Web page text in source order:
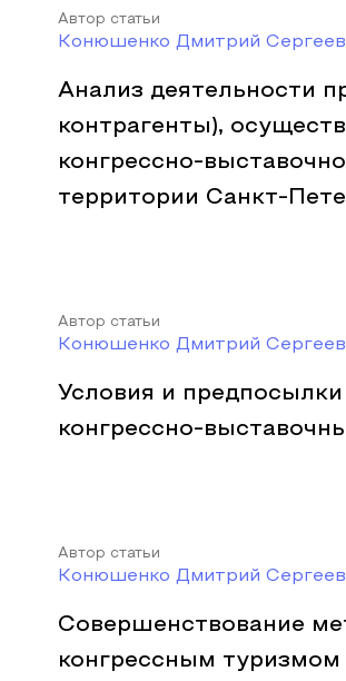
Автор статьи
Конюшенко Дмитрий
Анализ деятельности
контрагенты),
конгрессно-
территории Санкт-
Автор статьи
Конюшенко Дмитрий
Условия и
конгрессно-
Автор статьи
Конюшенко Дмитрий
Совершенствование
конгрессным